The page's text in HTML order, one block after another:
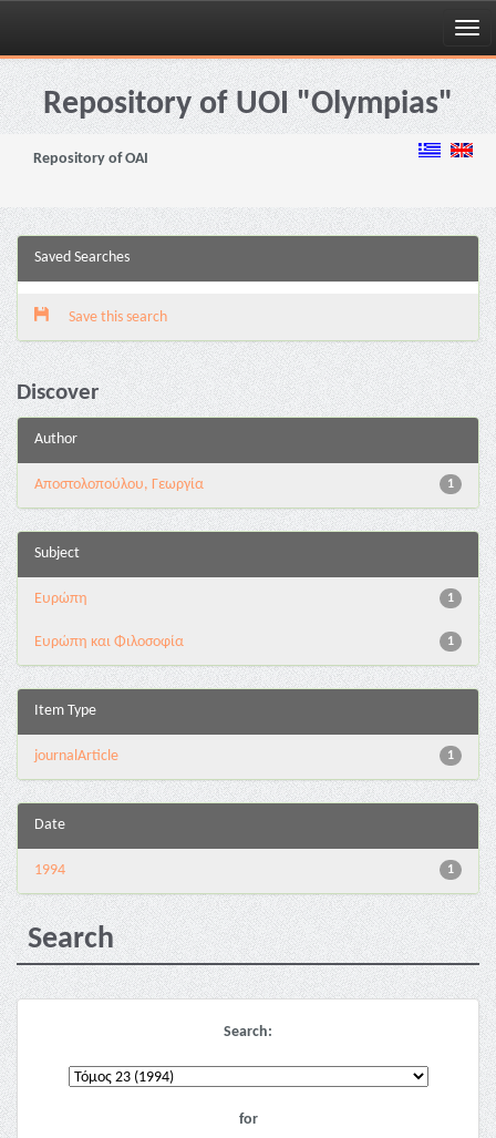
Skip
navigationRepository of UOI "Olympias"
Repository of OAI
Saved Searches
Save this search
Discover
Author
1
Αποστολοπούλου, Γεωργία
Subject
1
Ευρώπη
1
Ευρώπη και Φιλοσοφία
Item Type
1
journalArticle
Date
1
1994
Search
Search:
for